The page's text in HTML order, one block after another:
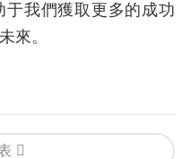
我們獲取更多的成功
來。